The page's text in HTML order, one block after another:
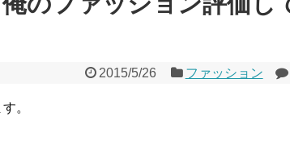
2015/5/26 ファッション
。